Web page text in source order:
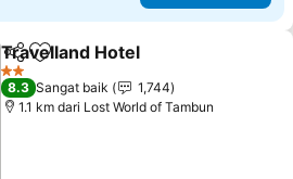
KongsiTambah ke favorit
Travelland Hotel
2 Bintang
8.3 Sangat baik
1,744
1.1 km dari Lost World of Tambun